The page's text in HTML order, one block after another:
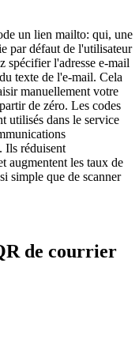
un lien mailto: qui, une
par défaut de l'utilisateur
spécifier l'adresse e-mail
texte de l'e-mail. Cela
manuellement votre
de zéro. Les codes
utilisés dans le service
Ils réduisent
augmentent les taux de
simple que de scanner
de courrier